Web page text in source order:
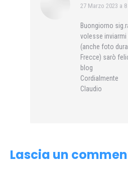
says:
27 Marzo 2023 a 8
Buongiorno
volesse
(anche foto
Frecce) sarò
blog
Cordialmente
Claudio
Lascia un